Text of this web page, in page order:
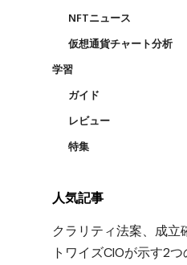
NFTニュース
仮想通貨チャート分析
学習
ガイド
レビュー
特集
人気記事
クラリティ法案、成
トワイズCIOが示す2